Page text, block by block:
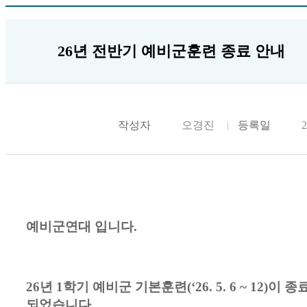
26년 전반기 예비군훈련 종료 안내
작성자 오경진 등록일
예비군연대 입니다.
26년 1학기 예비군 기본훈련(‘26. 5. 6 ~ 12)이 종